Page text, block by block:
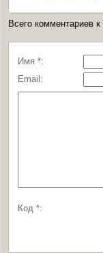
Всего комментариев к
Имя *:
Email:
Код *: